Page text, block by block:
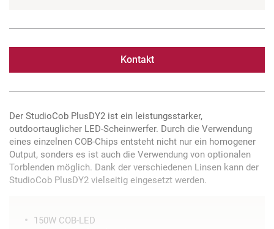
Kontakt
Der StudioCob PlusDY2 ist ein leistungsstarker,
outdoortauglicher LED-Scheinwerfer. Durch die Verwendung
eines einzelnen COB-Chips entsteht nicht nur ein homogener
Output, sonders es ist auch die Verwendung von optionalen
Torblenden möglich. Dank der verschiedenen Linsen kann der
StudioCob PlusDY2 vielseitig eingesetzt werden.
150W COB-LED